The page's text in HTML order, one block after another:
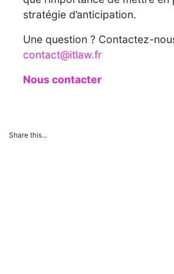
stratégie d’anticipation.
Une question ? Contactez-
contact@itlaw.fr
Nous contacter
Share this...